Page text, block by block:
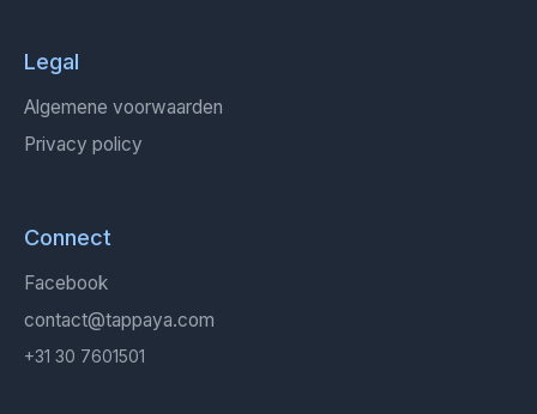
Legal
Algemene voorwaarden
Privacy policy
Connect
Facebook
contact@tappaya.com
+31 30 7601501